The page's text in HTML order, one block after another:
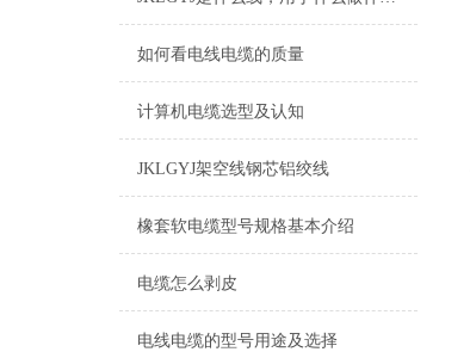
如何看电线电缆的质量
计算机电缆选型及认知
JKLGYJ架空线钢芯铝绞线
橡套软电缆型号规格基本介绍
电缆怎么剥皮
电线电缆的型号用途及选择